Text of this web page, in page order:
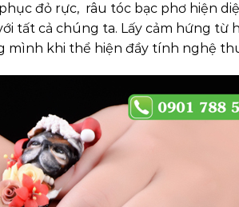
đỏ rực, râu tóc bạc phơ hiện
tất cả chúng ta. Lấy cảm hứng từ
mình khi thể hiện đầy tính nghệ